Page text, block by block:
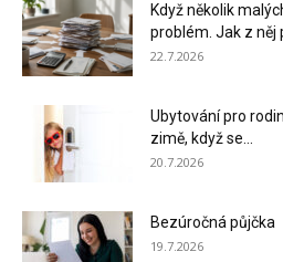
Když několik
problém. Jak z něj
22.7.2026
Ubytování pro
zimě, když se...
20.7.2026
Bezúročná půjčka
19.7.2026